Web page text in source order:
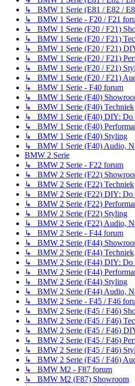
↳ BMW 1 Serie (E81 / E82 /
↳ BMW 1 Serie - F20 / F21
↳ BMW 1 Serie (F20 / F21)
↳ BMW 1 Serie (F20 / F21)
↳ BMW 1 Serie (F20 / F21)
↳ BMW 1 Serie (F20 / F21)
↳ BMW 1 Serie (F20 / F21)
↳ BMW 1 Serie (F20 / F21)
↳ BMW 1 Serie - F40 forum
↳ BMW 1 Serie (F40)
↳ BMW 1 Serie (F40) Techniek
↳ BMW 1 Serie (F40) DIY: Do
↳ BMW 1 Serie (F40)
↳ BMW 1 Serie (F40) Styling
↳ BMW 1 Serie (F40) Audio,
BMW 2 Serie
↳ BMW 2 Serie - F22 forum
↳ BMW 2 Serie (F22)
↳ BMW 2 Serie (F22) Techniek
↳ BMW 2 Serie (F22) DIY: Do
↳ BMW 2 Serie (F22)
↳ BMW 2 Serie (F22) Styling
↳ BMW 2 Serie (F22) Audio,
↳ BMW 2 Serie - F44 forum
↳ BMW 2 Serie (F44)
↳ BMW 2 Serie (F44) Techniek
↳ BMW 2 Serie (F44) DIY: Do
↳ BMW 2 Serie (F44)
↳ BMW 2 Serie (F44) Styling
↳ BMW 2 Serie (F44) Audio,
↳ BMW 2 Serie - F45 / F46
↳ BMW 2 Serie (F45 / F46)
↳ BMW 2 Serie (F45 / F46)
↳ BMW 2 Serie (F45 / F46)
↳ BMW 2 Serie (F45 / F46)
↳ BMW 2 Serie (F45 / F46)
↳ BMW 2 Serie (F45 / F46)
↳ BMW M2 - F87 forum
↳ BMW M2 (F87) Showroom